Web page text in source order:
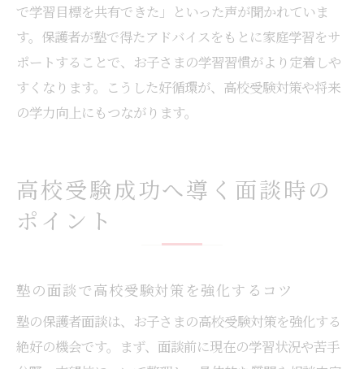
で学習目標を共有できた」といった声が聞かれていま
す。保護者が塾で得たアドバイスをもとに家庭学習をサ
ポートすることで、お子さまの学習習慣がより定着しや
すくなります。こうした好循環が、高校受験対策や将来
の学力向上にもつながります。
高校受験成功へ導く面談時の
ポイント
塾の面談で高校受験対策を強化するコツ
塾の保護者面談は、お子さまの高校受験対策を強化する
絶好の機会です。まず、面談前に現在の学習状況や苦手